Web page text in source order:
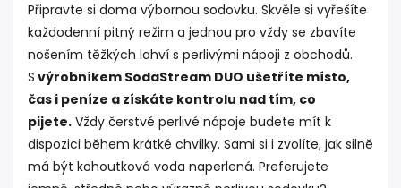
Připravte si doma výbornou sodovku. Skvěle si vyřešíte
každodenní pitný režim a jednou pro vždy se zbavíte
nošením těžkých lahví s perlivými nápoji z obchodů.
S výrobníkem SodaStream DUO ušetříte místo,
čas i peníze a získáte kontrolu nad tím, co
pijete. Vždy čerstvé perlivé nápoje budete mít k
dispozici během krátké chvilky. Sami si i zvolíte, jak silně
má být kohoutková voda naperlená. Preferujete